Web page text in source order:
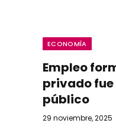
ECONOMÍA
Empleo
privado fue
público
29 noviembre, 2025